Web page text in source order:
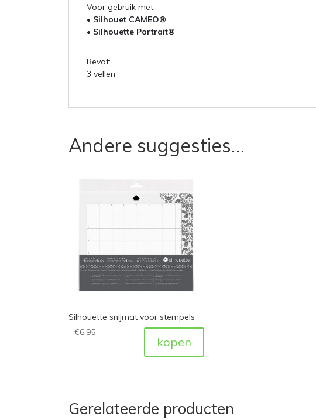
Voor gebruik met:
• Silhouet CAMEO®
• Silhouette Portrait®
Bevat:
3 vellen
Andere suggesties…
Silhouette snijmat voor stempels
€6,95
kopen
Gerelateerde producten